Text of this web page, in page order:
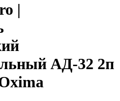
|
АД-32 2п